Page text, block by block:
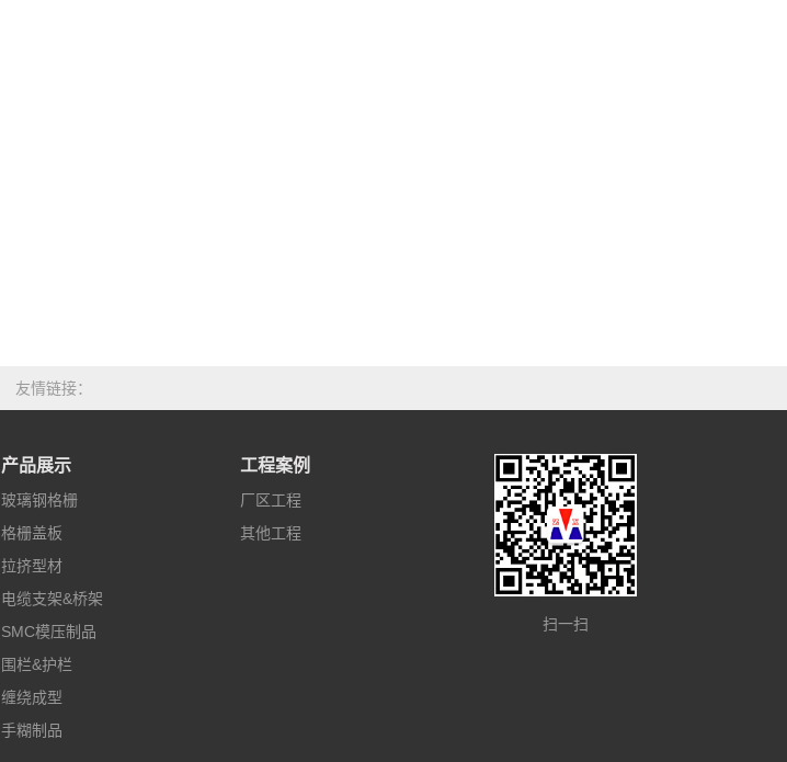
友情链接
产品展示
玻璃钢格栅
格栅盖板
拉挤型材
电缆支架&桥架
SMC模压制品
围栏&护栏
缠绕成型
手糊制品
工程案例
厂区工程
其他工程
扫一扫